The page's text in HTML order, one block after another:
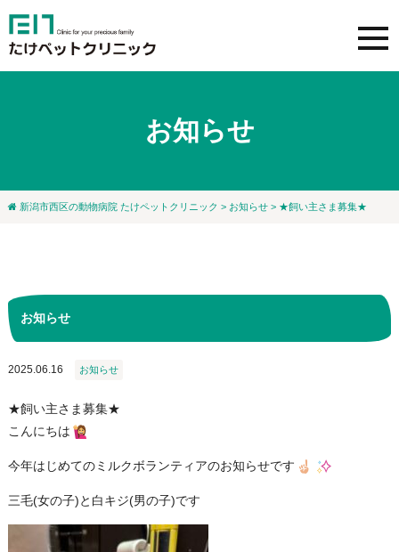
お知らせ
新潟市西区の動物病院 たけペットクリニック > お知らせ> ★飼い主さま募集★
お知らせ
2025.06.16 お知らせ
★飼い主さま募集★
こんにちは
今年はじめてのミルクボランティアのお知らせです
三毛(女の子)と白キジ(男の子)です